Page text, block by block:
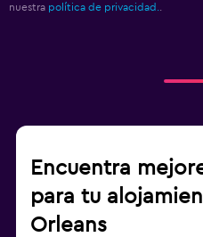
nuestra política de privacidad.
Encuentra
para tu
Orleans